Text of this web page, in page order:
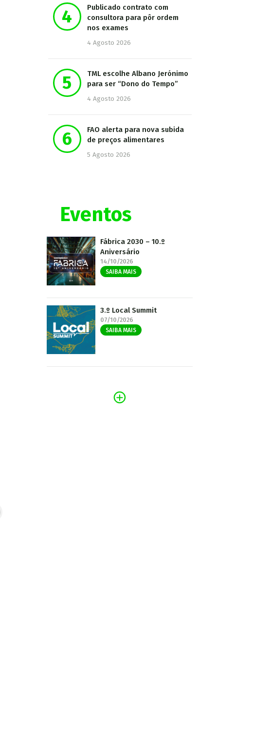
Publicado contrato com
consultora para pôr ordem
nos exames
4 Agosto 2026
TML escolhe Albano Jerónimo
para ser “Dono do Tempo”
4 Agosto 2026
FAO alerta para nova subida
de preços alimentares
5 Agosto 2026
Eventos
Fábrica 2030 – 10.º
Aniversário
14/10/2026
SAIBA MAIS
3.º Local Summit
07/10/2026
SAIBA MAIS